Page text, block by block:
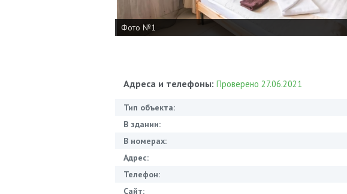
Фото №1
Адреса и телефоны: Проверено 27.06.2021
Тип объекта:
В здании:
В номерах:
Адрес:
Телефон:
Сайт: